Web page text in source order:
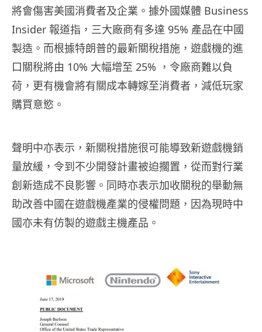
將會傷害美國消費者及企業。據外國媒體 Business
Insider 報道指，三大廠商有多達 95% 產品在中國
製造。而根據特朗普的最新關稅措施，遊戲機的進
口關稅將由 10% 大幅增至 25% ，令廠商難以負
荷，更有機會將有關成本轉嫁至消費者，減低玩家
購買意慾。
聲明中亦表示，新關稅措施很可能導致新遊戲機銷
量放緩，令到不少開發計畫被迫擱置，從而對行業
創新造成不良影響。同時亦表示加收關稅的舉動無
助改善中國在遊戲機產業的侵權問題，因為現時中
國亦未有仿製的遊戲主機產品。